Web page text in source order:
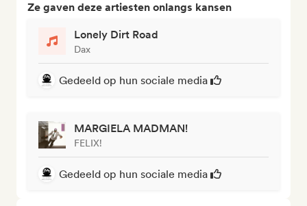
Ze gaven deze artiesten onlangs kansen
Lonely Dirt Road
Dax
Gedeeld op hun sociale media
MARGIELA MADMAN!
FELIX!
Gedeeld op hun sociale media